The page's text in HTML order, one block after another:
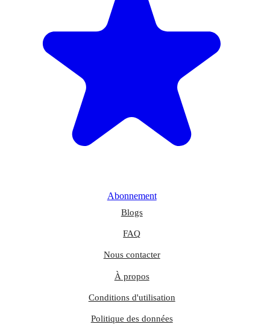
Abonnement
Blogs
FAQ
Nous contacter
À propos
Conditions d'utilisation
Politique des données